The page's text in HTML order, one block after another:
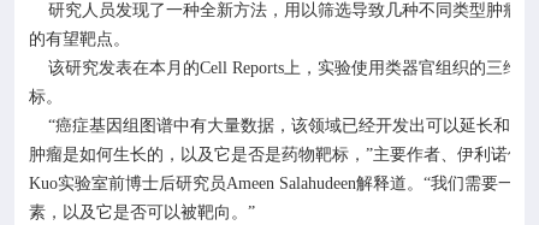
研究人员发现了一种全新方法，用以筛选导致几种不同类型肿瘤
的有望靶点。
该研究发表在本月的Cell Reports上，实验使用类器官组织的三维
标。
“癌症基因组图谱中有大量数据，该领域已经开发出可以延长和
肿瘤是如何生长的，以及它是否是药物靶标，”主要作者、伊利诺伊
Kuo实验室前博士后研究员Ameen Salahudeen解释道。“我们需要一
素，以及它是否可以被靶向。”